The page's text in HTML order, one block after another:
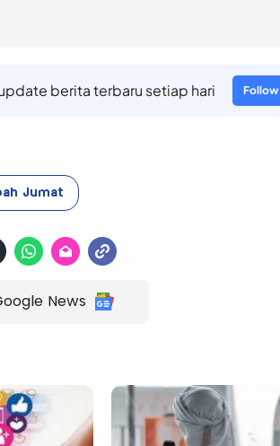
berita terbaru setiap hari Follow
Jumat
News